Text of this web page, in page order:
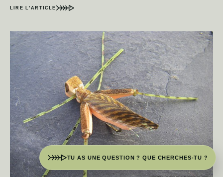
LIRE L’ARTICLE
TU AS UNE QUESTION ? QUE CHERCHES-TU ?